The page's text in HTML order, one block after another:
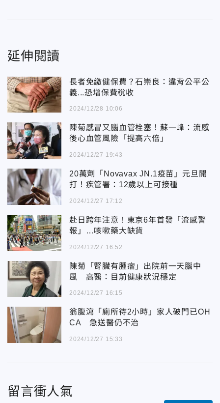
延伸閱讀
長者免繳健保費？石崇良：違背公平公
義...恐增保費稅收
2024/12/28 10:06
陳菊感冒又腦血管栓塞！蘇一峰：流感
後心血管風險「提高六倍」
2024/12/27 19:43
20萬劑「Novavax JN.1疫苗」元旦開
打！疾管署：12歲以上可接種
2024/12/27 17:12
赴日跨年注意！東京6年首發「流感警
報」…咳嗽藥大缺貨
2024/12/27 16:52
陳菊「腎臟有腫瘤」出院前一天腦中
風 高醫：目前健康狀況穩定
2024/12/27 16:15
翁腹瀉「廁所待2小時」家人破門已OH
CA 急送醫仍不治
2024/12/27 15:33
留言衝人氣